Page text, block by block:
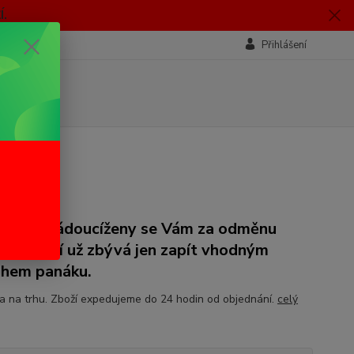
Přihlášení
žádoucíženy se Vám za odměnu
Nyní už zbývá jen zapít vhodným
panáku.
na trhu. Zboží expedujeme do 24 hodin od objednání. celý